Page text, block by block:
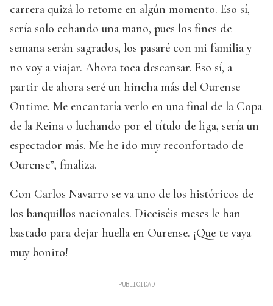
carrera quizá lo retome en algún momento. Eso sí,
sería solo echando una mano, pues los fines de
semana serán sagrados, los pasaré con mi familia y
no voy a viajar. Ahora toca descansar. Eso sí, a
partir de ahora seré un hincha más del Ourense
Ontime. Me encantaría verlo en una final de la Copa
de la Reina o luchando por el título de liga, sería un
espectador más. Me he ido muy reconfortado de
Ourense”, finaliza.
Con Carlos Navarro se va uno de los históricos de
los banquillos nacionales. Dieciséis meses le han
bastado para dejar huella en Ourense. ¡Que te vaya
muy bonito!